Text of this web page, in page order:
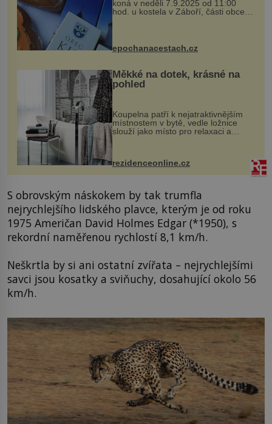
koná v neděli 7.9.2025 od 11:00
hod. u kostela v Záboří, části obce
Kly u Mělníka. V programu naleznete
komentovanou prohlídku kostela,
epochanacestach.cz
Měkké na dotek, krásné na
pohled
Koupelna patří k nejatraktivnějším
místnostem v bytě, vedle ložnice
slouží jako místo pro relaxaci a
odpočinek. Koupelnový textil –
ručníky, osušky a koberečky –
mohou jako mávnutím kouzelného
proutku...
rezidenceonline.cz
S obrovským náskokem by tak trumfla
nejrychlejšího lidského plavce, kterým je od roku
1975 Američan David Holmes Edgar (*1950), s
rekordní naměřenou rychlostí 8,1 km/h.
Neškrtla by si ani ostatní zvířata – nejrychlejšími
savci jsou kosatky a sviňuchy, dosahující okolo 56
km/h.